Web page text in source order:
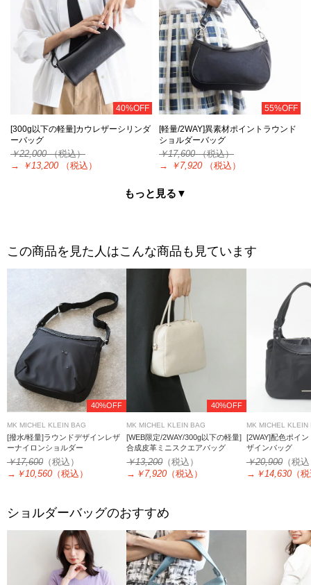
40%OFF
[300g以下の軽量]カウレザーシリンダ
ーバッグ
￥22,000（税込）
→
￥13,200 （税込）
55%OFF
[軽量/2WAY]異素材ポイントラウンド
ショルダーバッグ
￥17,600（税込）
→
￥7,920 （税込）
もっと見る▼
この商品を見た人はこんな商品も見ています
40%OFF
MK MICHEL KLEIN BAG
[撥水/軽量]ラウンドデザインレザ
ーナイロンショルダー
￥17,600 （税込）
→ ￥10,560 （税込）
40%OFF
MK MICHEL KLEIN BAG
[WEB限定/2WAY/300g以下の軽量]
合成皮革ミニスクエアバッグ
￥13,200（税込）
→ ￥7,920 （税込）
MK MICHEL KLEIN
[2WAY]配色ポイ
ザインバッグ
￥20,900（税
→ ￥14,630（
ショルダーバッグのおすすめ